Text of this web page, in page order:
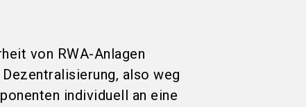
von RWA-Anlagen
also weg
individuell an eine